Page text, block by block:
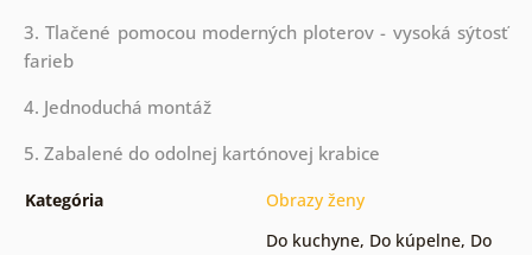
3. Tlačené pomocou moderných ploterov - vysoká sýtosť
farieb
4. Jednoduchá montáž
5. Zabalené do odolnej kartónovej krabice
Kategória Obrazy ženy
Do kuchyne, Do kúpelne, Do